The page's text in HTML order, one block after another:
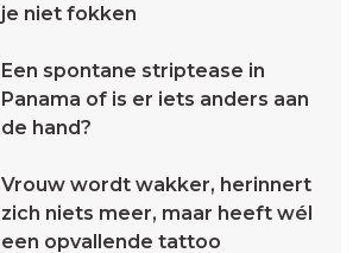
je niet fokken
Een spontane striptease in
Panama of is er iets anders aan
de hand?
Vrouw wordt wakker, herinnert
zich niets meer, maar heeft wél
een opvallende tattoo